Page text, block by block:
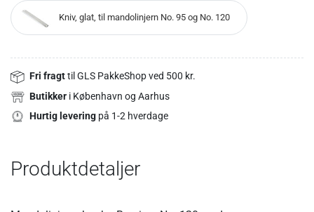
Kniv, glat, til mandolinjern No. 95 og No. 120
Fri fragttil GLS PakkeShop ved 500 kr.
Butikker i København og Aarhus
Hurtig levering på 1-2 hverdage
Produktdetaljer